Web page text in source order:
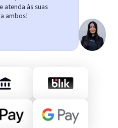
atenda às suas
ambos!